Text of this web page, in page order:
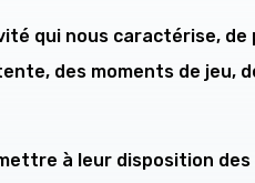
qui nous caractérise, de
des moments de jeu,
à leur disposition